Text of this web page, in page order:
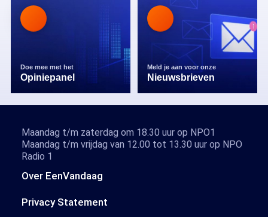
Doe mee met het
Opiniepanel
Meld je aan voor onze
Nieuwsbrieven
Over EenVandaag
Privacy Statement
Maandag t/m zaterdag om 18.30 uur op NPO1
Maandag t/m vrijdag van 12.00 tot 13.30 uur op NPO
Radio 1